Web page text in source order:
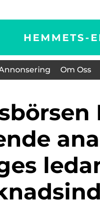
HEMMETS-
Om Oss